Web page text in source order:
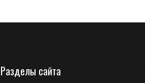
Разделы сайта